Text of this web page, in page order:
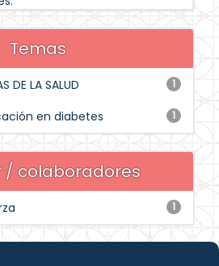
Temas
1
DE LA SALUD
1
en diabetes
/ colaboradores
1